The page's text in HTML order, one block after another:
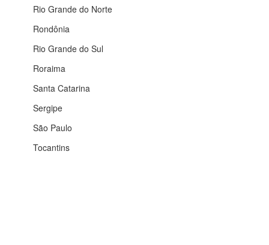
Rio Grande do Norte
Rondônia
Rio Grande do Sul
Roraima
Santa Catarina
Sergipe
São Paulo
Tocantins